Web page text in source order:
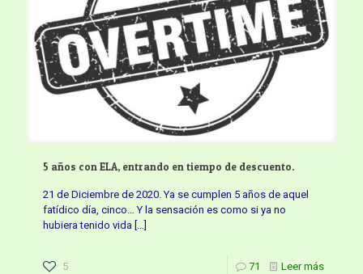
5 años con ELA, entrando en tiempo de descuento.
21 de Diciembre de 2020. Ya se cumplen 5 años de aquel
fatídico día, cinco… Y la sensación es como si ya no
hubiera tenido vida […]
5 71 Leer más